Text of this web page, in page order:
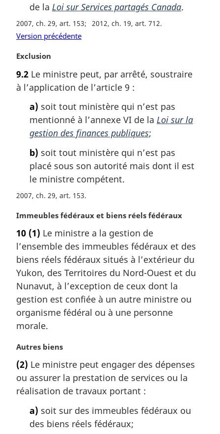
e
:
de la Loi sur Services partagés Canada.
2007, ch. 29, art. 153 2012, ch. 19, art. 712
Version précédente
N
t
e
:
Exclusion
9.2 Le ministre peut, par arrêté, soustraire
à l’application de l’article 9 :
a) soit tout ministère qui n’est pas
mentionné à l’annexe VI de la Loi sur la
gestion des finances publiques;
b) soit tout ministère qui n’est pas
placé sous son autorité mais dont il est
le ministre compétent.
2007, ch. 29, art. 153
N
t
e
m
a
g
i
n
a
e
Immeubles fédéraux et biens réels fédéraux
10 (1) Le ministre a la gestion de
l’ensemble des immeubles fédéraux et des
biens réels fédéraux situés à l’extérieur du
Yukon, des Territoires du Nord-Ouest et du
Nunavut, à l’exception de ceux dont la
gestion est confiée à un autre ministre ou
organisme fédéral ou à une personne
morale.
N
t
e
m
Autres biens
(2) Le ministre peut engager des dépenses
ou assurer la prestation de services ou la
réalisation de travaux portant :
a) soit sur des immeubles fédéraux ou
des biens réels fédéraux;